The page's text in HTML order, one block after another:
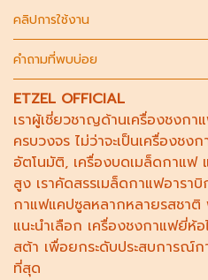
คลิปการใช้งาน
คำถามที่พบบ่อย
ETZEL OFFICIAL
เราผู้เชี่ยวชาญด้านเครื่องชงกา
ครบวงจร ไม่ว่าจะเป็นเครื่องชง
อัตโนมัติ, เครื่องบดเมล็ดกาแฟ
สูง เราคัดสรรเมล็ดกาแฟอาราบิ
กาแฟแคปซูลหลากหลายรสชาติ
แนะนำเลือก เครื่องชงกาแฟยี่ห้
สต้า เพื่อยกระดับประสบการ
ที่สุด